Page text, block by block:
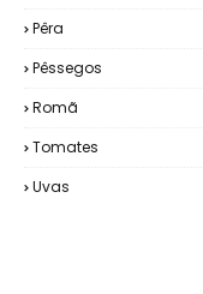
Pêra
Pêssegos
Romã
Tomates
Uvas